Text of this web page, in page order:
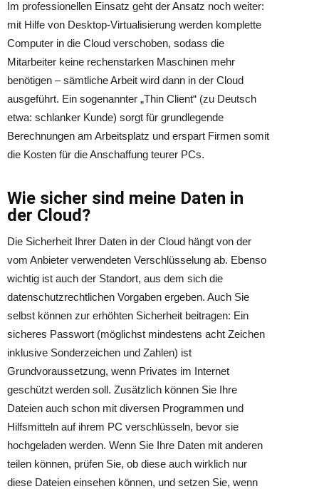
Im professionellen Einsatz geht der Ansatz noch weiter:
mit Hilfe von Desktop-Virtualisierung werden komplette
Computer in die Cloud verschoben, sodass die
Mitarbeiter keine rechenstarken Maschinen mehr
benötigen – sämtliche Arbeit wird dann in der Cloud
ausgeführt. Ein sogenannter „Thin Client“ (zu Deutsch
etwa: schlanker Kunde) sorgt für grundlegende
Berechnungen am Arbeitsplatz und erspart Firmen somit
die Kosten für die Anschaffung teurer PCs.
Wie sicher sind meine Daten in
der Cloud?
Die Sicherheit Ihrer Daten in der Cloud hängt von der
vom Anbieter verwendeten Verschlüsselung ab. Ebenso
wichtig ist auch der Standort, aus dem sich die
datenschutzrechtlichen Vorgaben ergeben. Auch Sie
selbst können zur erhöhten Sicherheit beitragen: Ein
sicheres Passwort (möglichst mindestens acht Zeichen
inklusive Sonderzeichen und Zahlen) ist
Grundvoraussetzung, wenn Privates im Internet
geschützt werden soll. Zusätzlich können Sie Ihre
Dateien auch schon mit diversen Programmen und
Hilfsmitteln auf ihrem PC verschlüsseln, bevor sie
hochgeladen werden. Wenn Sie Ihre Daten mit anderen
teilen können, prüfen Sie, ob diese auch wirklich nur
diese Dateien einsehen können, und setzen Sie, wenn